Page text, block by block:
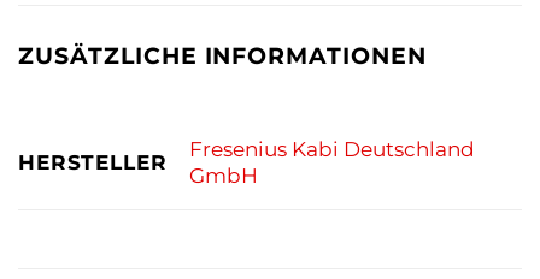
ZUSÄTZLICHE INFORMATIONEN
HERSTELLER
Fresenius Kabi Deutschland
GmbH